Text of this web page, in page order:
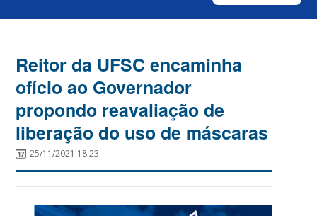
Reitor da UFSC encaminha
ofício ao Governador
propondo reavaliação de
liberação do uso de máscaras
25/11/2021 18:23